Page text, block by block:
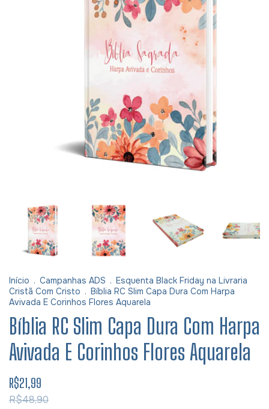
Início . Campanhas ADS . Esquenta Black Friday na Livraria
Cristã Com Cristo . Bíblia RC Slim Capa Dura Com Harpa
Avivada E Corinhos Flores Aquarela
Bíblia RC Slim Capa Dura Com Harpa
Avivada E Corinhos Flores Aquarela
R$21,99
R$48,90